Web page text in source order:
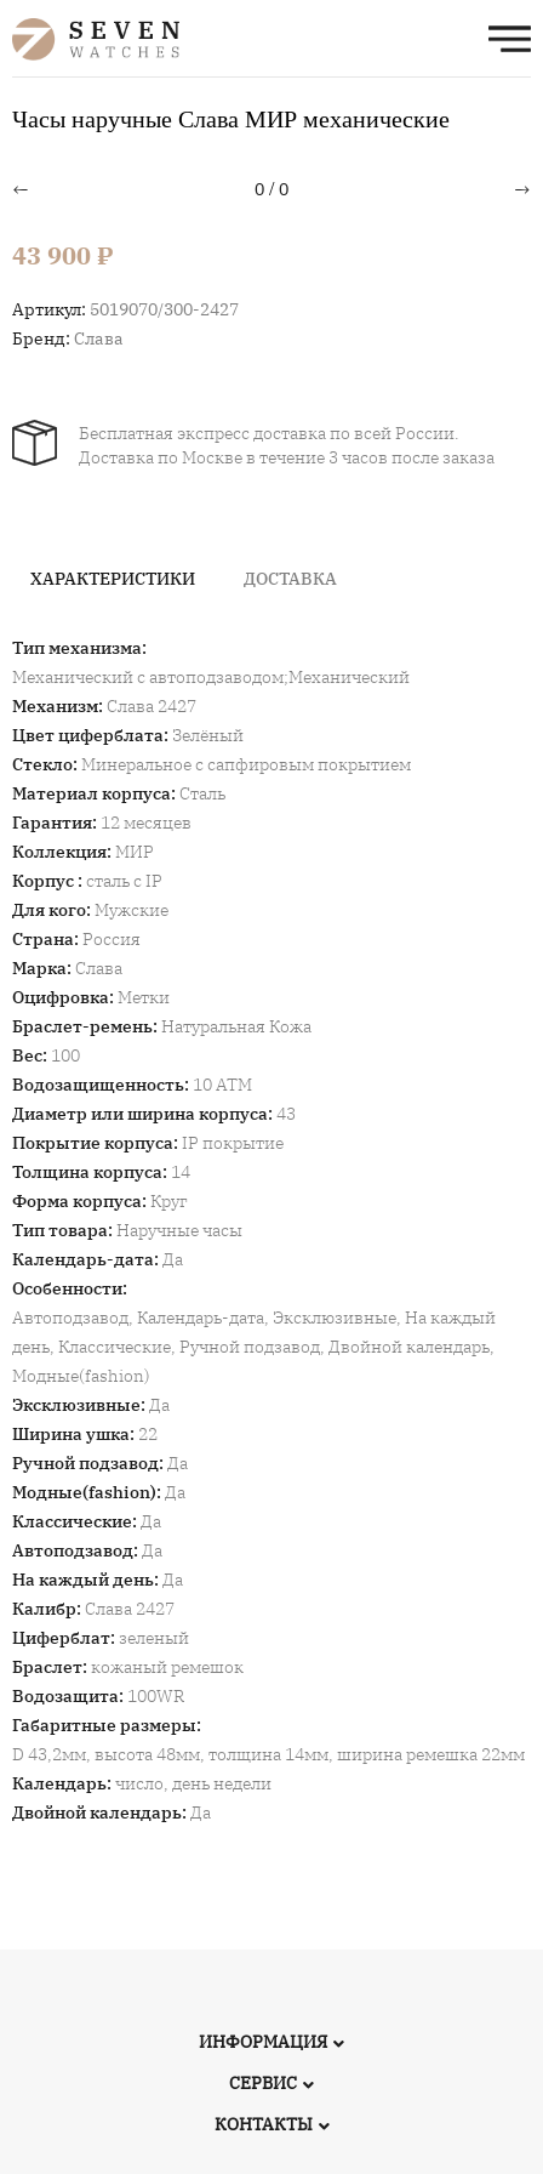
Часы наручные Слава МИР механические
← 0/0 →
43 900 ₽
Артикул: 5019070/300-2427
Бренд: Слава
Бесплатная экспресс доставка по всей России.
Доставка по Москве в течение 3 часов после заказа
ХАРАКТЕРИСТИКИ ДОСТАВКА
Тип механизма:
Механический с автоподзаводом;Механический
Механизм: Слава 2427
Цвет циферблата: Зелёный
Стекло: Минеральное с сапфировым покрытием
Материал корпуса: Сталь
Гарантия: 12 месяцев
Коллекция: МИР
Корпус : сталь с IP
Для кого: Мужские
Страна: Россия
Марка: Слава
Оцифровка: Метки
Браслет-ремень: Натуральная Кожа
Вес: 100
Водозащищенность: 10 ATM
Диаметр или ширина корпуса: 43
Покрытие корпуса: IP покрытие
Толщина корпуса: 14
Форма корпуса: Круг
Тип товара: Наручные часы
Календарь-дата: Да
Особенности:
Автоподзавод, Календарь-дата, Эксклюзивные, На каждый
день, Классические, Ручной подзавод, Двойной календарь,
Модные(fashion)
Эксклюзивные: Да
Ширина ушка: 22
Ручной подзавод: Да
Модные(fashion): Да
Классические: Да
Автоподзавод: Да
На каждый день: Да
Калибр: Слава 2427
Циферблат: зеленый
Браслет: кожаный ремешок
Водозащита: 100WR
Габаритные размеры:
D 43,2мм, высота 48мм, толщина 14мм, ширина ремешка 22мм
Календарь: число, день недели
Двойной календарь: Да
ИНФОРМАЦИЯ
СЕРВИС
КОНТАКТЫ